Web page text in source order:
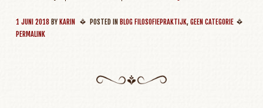
1 JUNI 2018BY KARIN POSTED IN BLOG FILOSOFIEPRAKTIJK,GEEN CATEGORIE
PERMALINK